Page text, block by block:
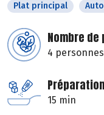
Plat principal
Nombre
4 personnes
Préparation
15 min